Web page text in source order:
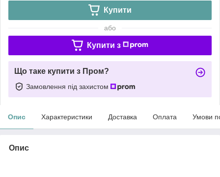
Купити
або
Купити з
Що таке купити з Пром?
Замовлення під захистом
Опис Характеристики Доставка Оплата Умови
Опис